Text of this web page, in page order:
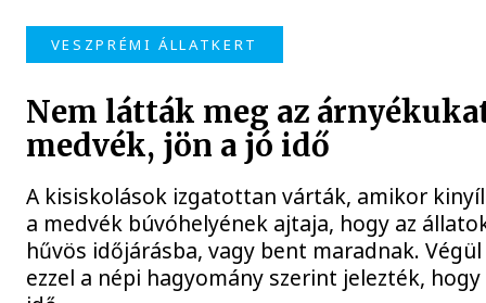
VESZPRÉMI ÁLLATKERT
Nem látták meg az
medvék, jön a jó idő
A kisiskolások izgatottan várták, amikor
a medvék búvóhelyének ajtaja, hogy az
hűvös időjárásba, vagy bent maradnak.
ezzel a népi hagyomány szerint jelezték,